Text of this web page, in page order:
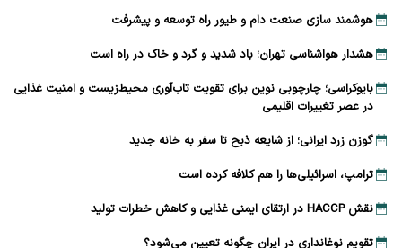
هوشمند سازی صنعت دام و طیور راه توسعه و پیشرفت
هشدار هواشناسی تهران؛ باد شدید و گرد و خاک در راه است
بایوکراسی؛ چارچوبی نوین برای تقویت تاب‌آوری محیط‌زیست و امنیت غذایی
در عصر تغییرات اقلیمی
گوزن زرد ایرانی؛ از شایعه ذبح تا سفر به خانه جدید
ترامپ، اسرائیلی‌ها را هم کلافه کرده است
نقش HACCP در ارتقای ایمنی غذایی و کاهش خطرات تولید
تقویم نوغانداری در ایران چگونه تعیین می‌شود؟